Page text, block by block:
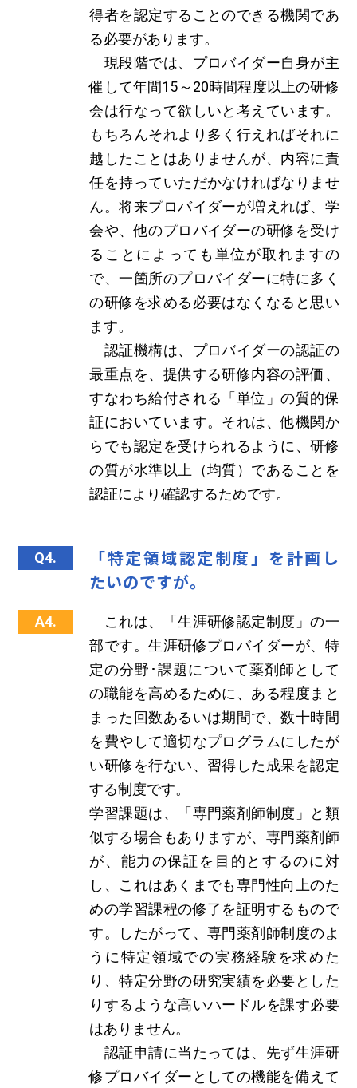
得者を認定することのできる機関であ
る必要があります。
現段階では、プロバイダー自身が主
催して年間15～20時間程度以上の研修
会は行なって欲しいと考えています。
もちろんそれより多く行えればそれに
越したことはありませんが、内容に責
任を持っていただかなければなりませ
ん。将来プロバイダーが増えれば、学
会や、他のプロバイダーの研修を受け
ることによっても単位が取れますの
で、一箇所のプロバイダーに特に多く
の研修を求める必要はなくなると思い
ます。
認証機構は、プロバイダーの認証の
最重点を、提供する研修内容の評価、
すなわち給付される「単位」の質的保
証においています。それは、他機関か
らでも認定を受けられるように、研修
の質が水準以上（均質）であることを
認証により確認するためです。
Q4.
「特定領域認定制度」を計画し
たいのですが。
A4.
これは、「生涯研修認定制度」の一
部です。生涯研修プロバイダーが、特
定の分野･課題について薬剤師として
の職能を高めるために、ある程度まと
まった回数あるいは期間で、数十時間
を費やして適切なプログラムにしたが
い研修を行ない、習得した成果を認定
する制度です。
学習課題は、「専門薬剤師制度」と類
似する場合もありますが、専門薬剤師
が、能力の保証を目的とするのに対
し、これはあくまでも専門性向上のた
めの学習課程の修了を証明するもので
す。したがって、専門薬剤師制度のよ
うに特定領域での実務経験を求めた
り、特定分野の研究実績を必要とした
りするような高いハードルを課す必要
はありません。
認証申請に当たっては、先ず生涯研
修プロバイダーとしての機能を備えて